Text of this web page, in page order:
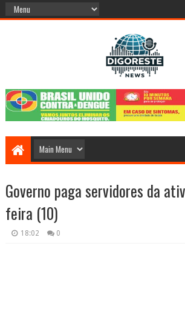
Governo paga servidores da
feira (10)
18:02 0